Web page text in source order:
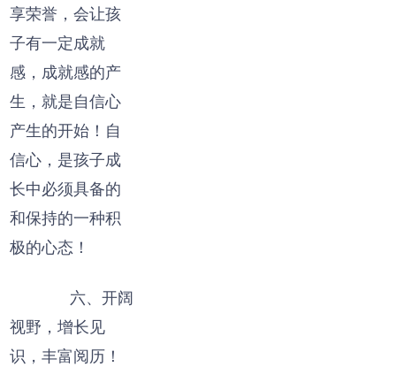
享荣誉，会让孩
子有一定成就
感，成就感的产
生，就是自信心
产生的开始！自
信心，是孩子成
长中必须具备的
和保持的一种积
极的心态！
六、开阔
视野，增长见
识，丰富阅历！